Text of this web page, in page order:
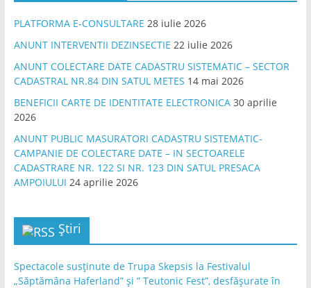
PLATFORMA E-CONSULTARE 28 iulie 2026
ANUNT INTERVENTII DEZINSECTIE 22 iulie 2026
ANUNT COLECTARE DATE CADASTRU SISTEMATIC – SECTOR
CADASTRAL NR.84 DIN SATUL METES 14 mai 2026
BENEFICII CARTE DE IDENTITATE ELECTRONICA 30 aprilie
2026
ANUNT PUBLIC MASURATORI CADASTRU SISTEMATIC-
CAMPANIE DE COLECTARE DATE – IN SECTOARELE
CADASTRARE NR. 122 SI NR. 123 DIN SATUL PRESACA
AMPOIULUI 24 aprilie 2026
Știri
Spectacole susținute de Trupa Skepsis la Festivalul
„Săptămâna Haferland” și ” Teutonic Fest”, desfășurate în